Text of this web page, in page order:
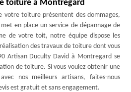
toiture à Montregard
votre toiture présentent des dommages,
en place un service de dépannage de
de votre toit, notre équipe dispose les
des travaux de toiture dont vous
Artisan Duculty David à Montregard se
de toiture. Si vous voulez obtenir une
nos meilleurs artisans, faites-nous
est gratuit et sans engagement.